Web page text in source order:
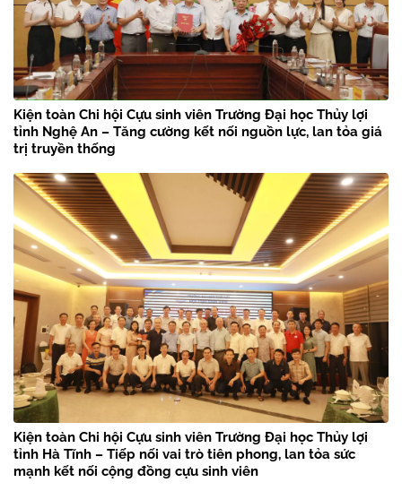
Kiện toàn Chi hội Cựu sinh viên Trường Đại học Thủy lợi
tỉnh Nghệ An – Tăng cường kết nối nguồn lực, lan tỏa giá
trị truyền thống
Kiện toàn Chi hội Cựu sinh viên Trường Đại học Thủy lợi
tỉnh Hà Tĩnh – Tiếp nối vai trò tiên phong, lan tỏa sức
mạnh kết nối cộng đồng cựu sinh viên